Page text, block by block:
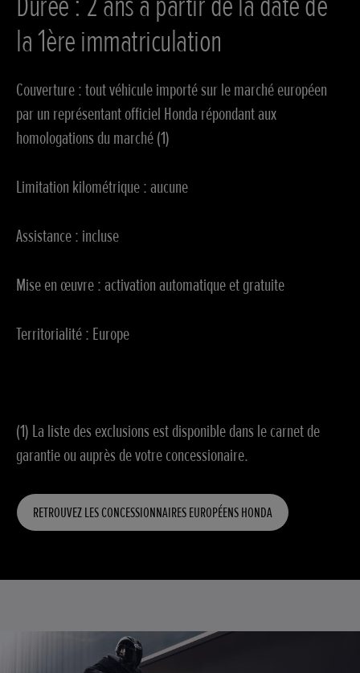
la 1ère immatriculation
Couverture: tout véhicule importé sur le marché européen
par un représentant officiel Honda répondant aux
homologations du marché (1)
Limitation kilométrique: aucune
Assistance: incluse
Mise en œuvre: activation automatique et gratuite
Territorialité: Europe
(1) La liste des exclusions est disponible dans le carnet de
garantie ou auprès de votre concessionaire.
RETROUVEZ LES CONCESSIONNAIRES EUROPÉENS HONDA